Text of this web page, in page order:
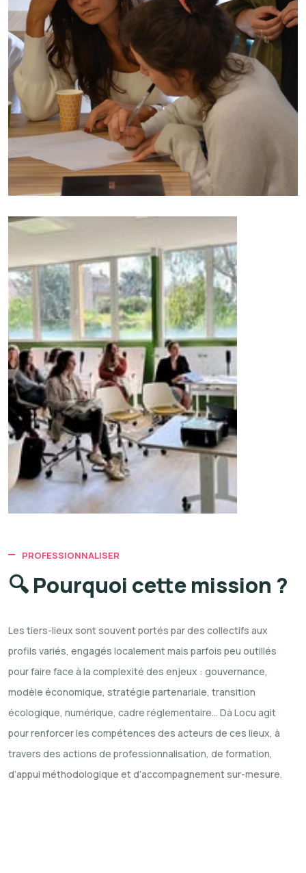
PROFESSIONNALISER
🔍 Pourquoi cette mission ?
Les tiers-lieux sont souvent portés par des collectifs aux
profils variés, engagés localement mais parfois peu outillés
pour faire face à la complexité des enjeux : gouvernance,
modèle économique, stratégie partenariale, transition
écologique, numérique, cadre réglementaire… Dà Locu agit
pour renforcer les compétences des acteurs de ces lieux, à
travers des actions de professionnalisation, de formation,
d’appui méthodologique et d’accompagnement sur-mesure.